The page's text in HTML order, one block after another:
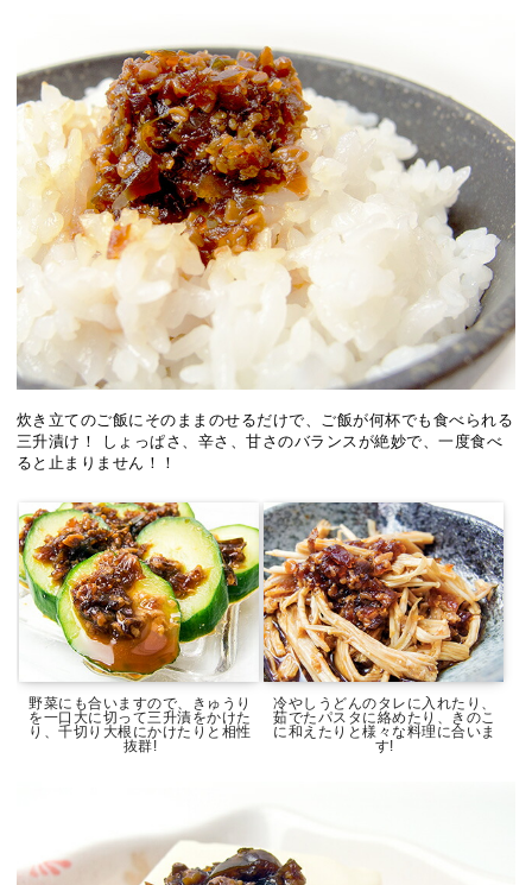
炊き立てのご飯にそのままのせるだけで、ご飯が何杯でも食べられる
三升漬け！ しょっぱさ、辛さ、甘さのバランスが絶妙で、一度食べ
ると止まりません！！
野菜にも合いますので、きゅうり
を一口大に切って三升漬をかけた
り、千切り大根にかけたりと相性
抜群!
冷やしうどんのタレに入れたり、
茹でたパスタに絡めたり、きのこ
に和えたりと様々な料理に合いま
す!